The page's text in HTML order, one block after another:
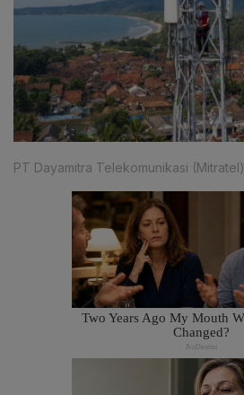
PT Dayamitra Telekomunikasi (Mitratel)